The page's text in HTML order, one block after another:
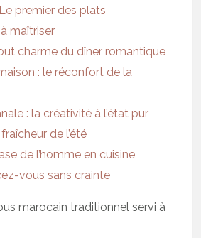
premier des plats
maîtriser
charme du dîner romantique
: le réconfort de la
: la créativité à l’état pur
de l’été
de l’homme en cuisine
vous sans crainte